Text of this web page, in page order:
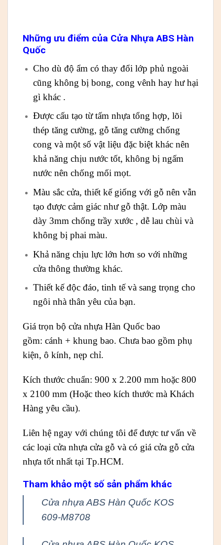
Những ưu điểm của Cửa Nhựa ABS Hàn
Quốc
Cho dù độ ẩm có thay đổi lớp phủ ngoài
cũng không bị bong, cong vênh hay hư hại
gì khác .
Được cấu tạo từ tấm nhựa tổng hợp, lõi
thép tăng cường, gỗ tăng cường chống
cong và một số vật liệu đặc biệt khác nên
khả năng chịu nước tốt, không bị ngấm
nước nên chống mối mọt.
Màu sắc cửa, thiết kế giống với gỗ nên vẫn
tạo được cảm giác như gỗ thật. Lớp màu
dày 3mm chống trầy xước , dễ lau chùi và
không bị phai màu.
Khả năng chịu lực lớn hơn so với những
cửa thông thường khác.
Thiết kế độc đáo, tinh tế và sang trọng cho
ngôi nhà thân yêu của bạn.
Giá trọn bộ cửa nhựa Hàn Quốc bao
gồm: cánh + khung bao. Chưa bao gồm phụ
kiện, ô kính, nẹp chỉ.
Kích thước chuẩn: 900 x 2.200 mm hoặc 800
x 2100 mm (Hoặc theo kích thước mà Khách
Hàng yêu cầu).
Liên hệ ngay với chúng tôi để được tư vấn về
các loại cửa nhựa cửa gỗ và có giá cửa gỗ cửa
nhựa tốt nhất tại Tp.HCM.
Tham khảo một số sản phẩm khác
Cửa nhựa ABS Hàn Quốc KOS
609-M8708